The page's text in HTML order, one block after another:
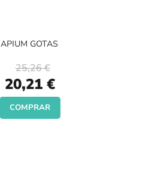
APIUM GOTAS
Special
Price
20,21 €
25,26 €
COMPRAR